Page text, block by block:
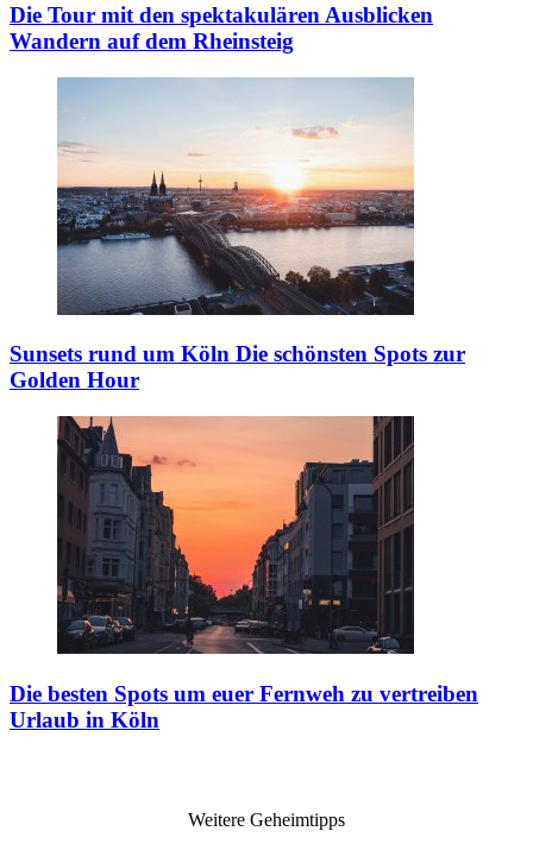
Die Tour mit den spektakulären Ausblicken
Wandern auf dem Rheinsteig
Sunsets rund um Köln Die schönsten Spots zur
Golden Hour
Die besten Spots um euer Fernweh zu vertreiben
Urlaub in Köln
Weitere Geheimtipps